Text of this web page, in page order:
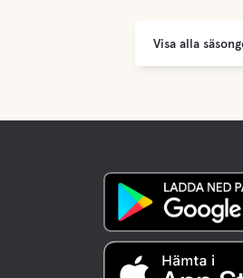
MotionsaktivitetVisa alla